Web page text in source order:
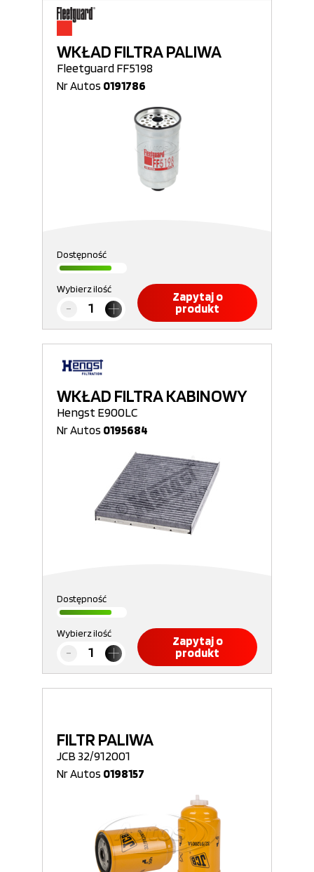
WKŁAD FILTRA PALIWA
Fleetguard FF5198
Nr Autos 0191786
Dostępność
Wybierz ilość
Zapytaj o
produkt
WKŁAD FILTRA KABINOWY
Hengst E900LC
Nr Autos 0195684
Dostępność
Wybierz ilość
Zapytaj o
produkt
FILTR PALIWA
JCB 32/912001
Nr Autos 0198157